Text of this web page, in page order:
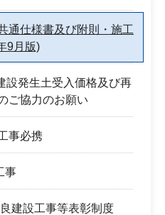
通仕様書及び附則・施工
9月版)
発生土受入価格及び再
ご協力のお願い
事必携
事
建設工事等表彰制度